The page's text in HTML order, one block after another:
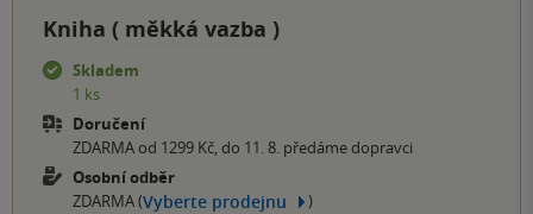
Kniha ( měkká vazba )
Skladem
1 ks
Doručení
ZDARMA od 1299 Kč, do 11. 8. předáme dopravci
Osobní odběr
ZDARMA (Vyberte prodejnu )